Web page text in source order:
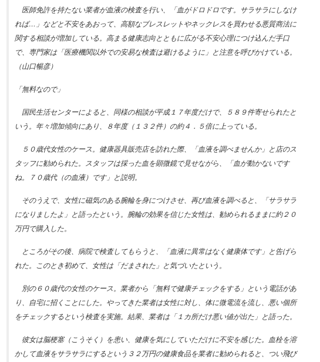
医師免許を持たない業者が血液の検査を行い、「血がドロドロです。サラサラにしなけ
れば…」などと不安をあおって、高額なブレスレットやネックレスを買わせる悪質商法に
関する相談が増加している。高まる健康志向とともに広がる不安心理につけ込んだ手口
で、専門家は「医療機関以外での安易な検査は避けるように」と注意を呼びかけている。
（山口暢彦）
「無料なので」
国民生活センターによると、同様の相談が平成１７年度だけで、５８９件寄せられたと
いう。年々増加傾向にあり、８年度（１３２件）の約４．５倍に上っている。
５０歳代女性のケース。健康器具販売店を訪れた際、「血液を調べませんか」と店のス
タッフに勧められた。スタッフは採った血を顕微鏡で見せながら、「血が動かないです
ね。７０歳代（の血液）です」と説明。
そのうえで、女性に磁気のある腕輪を身につけさせ、再び血液を調べると、「サラサラ
になりましたよ」と語ったという。腕輪の効果を信じた女性は、勧められるままに約２０
万円で購入した。
ところがその後、病院で検査してもらうと、「血液に異常はなく健康体です」と告げら
れた。このとき初めて、女性は「だまされた」と気づいたという。
別の６０歳代の女性のケース。業者から「無料で健康チェックをする」という電話があ
り、自宅に招くことにした。やってきた業者は女性に対し、体に微電流を流し、悪い個所
をチェックするという検査を実施。結果、業者は「１カ所だけ悪い値が出た」と語った。
彼女は脳梗塞（こうそく）を患い、健康を気にしていただけに不安を感じた。血栓を溶
かして血液をサラサラにするという３２万円の健康食品を業者に勧められると、つい飛び